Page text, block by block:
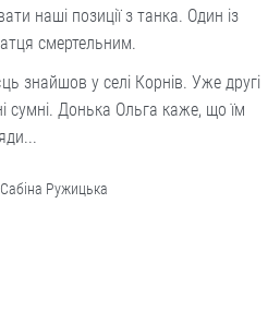
наші позиції з танка. Один із
смертельним.
знайшов у селі Корнів. Уже другі
сумні. Донька Ольга каже, що їм
Сабіна Ружицька